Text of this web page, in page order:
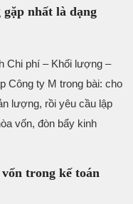
nhất là dạng
Chi phí – Khối lượng –
Công ty M trong bài: cho
lượng, rồi yêu cầu lập
vốn, đòn bẩy kinh
trong kế toán